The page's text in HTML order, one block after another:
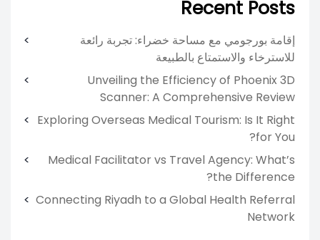
Recent Posts
إقامة بورجومي مع مساحة خضراء: تجربة رائعة
للاسترخاء والاستمتاع بالطبيعة
Unveiling the Efficiency of Phoenix 3D
Scanner: A Comprehensive Review
Exploring Overseas Medical Tourism: Is It Right
for You?
Medical Facilitator vs Travel Agency: What’s
the Difference?
Connecting Riyadh to a Global Health Referral
Network